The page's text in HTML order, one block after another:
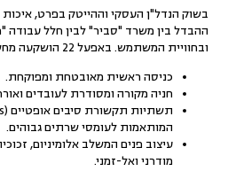
בשוק הנדל"ן העסקי וההייטק בפרט,
ההבדל בין משרד "סביר" לבין חלל עבודה
ובחוויית המשתמש. באפעל 22 הושקעה מחשבה בכל אספקט:
כניסה ראשית מאובטחת ומפוקחת.
חניה מקורה ומסודרת לעובדים
המותאמות לעומסי שרתים גבוהים.
עיצוב פנים המשלב אלומיניום,
מודרני ואל-זמני.